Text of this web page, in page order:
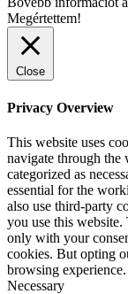
Megértettem!
Close
Privacy Overview
This website uses
navigate through the
categorized as
essential for the
also use third-party
you use this
only with your
cookies. But opting
browsing experience.
Necessary